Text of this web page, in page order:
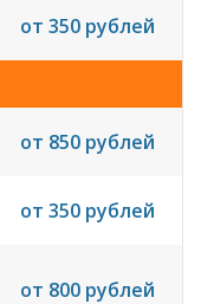
от 350 рублей
от 850 рублей
от 350 рублей
от 800 рублей